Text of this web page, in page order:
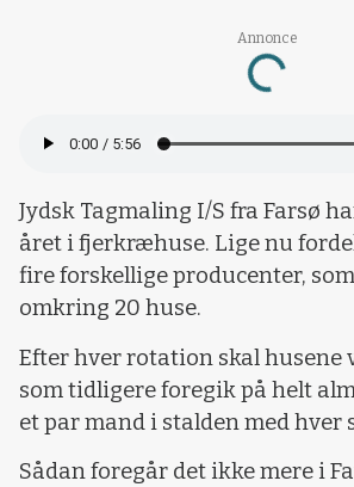
Annonce
Loading...
Jydsk Tagmaling I/S fra Farsø
året i fjerkræhuse. Lige nu
fire forskellige producenter,
omkring 20 huse.
Efter hver rotation skal husene
som tidligere foregik på helt
et par mand i stalden med hver
Sådan foregår det ikke mere i